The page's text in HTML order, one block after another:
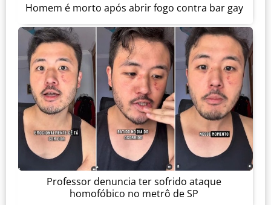
Homem é morto após abrir fogo contra bar gay
Professor denuncia ter sofrido ataque
homofóbico no metrô de SP